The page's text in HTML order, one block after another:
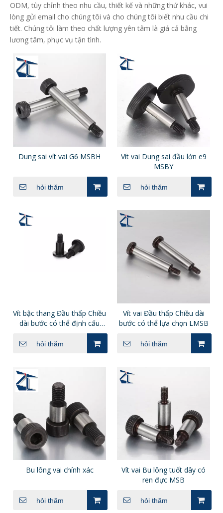
ODM, tùy chỉnh theo nhu cầu, thiết kế và những thứ khác, vui
lòng gửi email cho chúng tôi và cho chúng tôi biết nhu cầu chi
tiết. Chúng tôi làm theo chất lượng yên tâm là giá cả bằng
lương tâm, phục vụ tận tình.
Dung sai vít vai G6 MSBH
hỏi thăm
Vít vai Dung sai đầu lớn e9
MSBY
hỏi thăm
Vít bậc thang Đầu thấp Chiều
dài bước có thể định cấu
hình DBTB DBTM DBTS
hỏi thăm
Vít vai Đầu thấp Chiều dài
bước có thể lựa chọn LMSB
hỏi thăm
Bu lông vai chính xác
hỏi thăm
Vít vai Bu lông tuốt dây có
ren đực MSB
hỏi thăm